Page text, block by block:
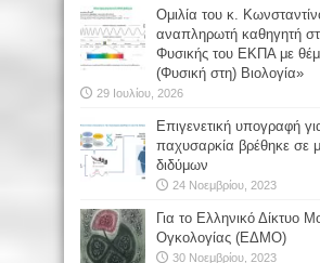
Oμιλία του κ.
αναπληρωτή καθηγητή
Φυσικής του ΕΚΠΑ με
(Φυσική στη) Βιολογία»
29 Ιουλίου, 2026
Επιγενετική υπογραφή
παχυσαρκία βρέθηκε σε
διδύμων
24 Νοεμβρίου, 2023
Για το Ελληνικό Δίκτυο
Ογκολογίας (ΕΔΜΟ)
30 Νοεμβρίου, 2023